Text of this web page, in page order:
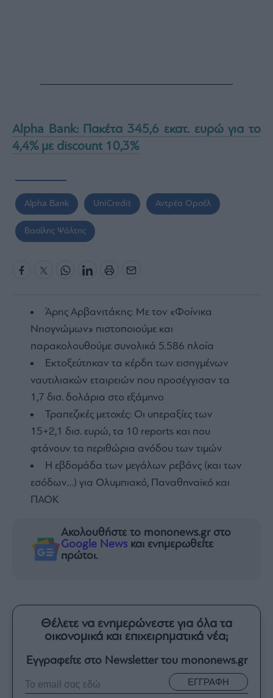
Alpha Bank: Πακέτα 345,6 εκατ. ευρώ για το
4,4% με discount 10,3%
Alpha Bank UniCredit Αντρέα Ορσέλ
Βασίλης Ψάλτης
Άρης Αρβανιτάκης: Με τον «Φοίνικα
Νηογνώμων» πιστοποιούμε και
παρακολουθούμε συνολικά 5.586 πλοία
Εκτοξεύτηκαν τα κέρδη των εισηγμένων
ναυτιλιακών εταιρειών που προσέγγισαν τα
1,7 δισ. δολάρια στο εξάμηνο
Τραπεζικές μετοχές: Οι υπεραξίες των
15+2,1 δισ. ευρώ, τα 10 reports και που
φτάνουν τα περιθώρια ανόδου των τιμών
Η εβδομάδα των μεγάλων ρεβάνς (και των
εσόδων…) για Ολυμπιακό, Παναθηναϊκό και
ΠΑΟΚ
Ακολουθήστε το mononews.gr στο
Google News και ενημερωθείτε
πρώτοι.
Θέλετε να ενημερώνεστε για όλα τα
οικονομικά και επιχειρηματικά νέα;
Εγγραφείτε στο Newsletter του mononews.gr
ΕΓΓΡΑΦΗ